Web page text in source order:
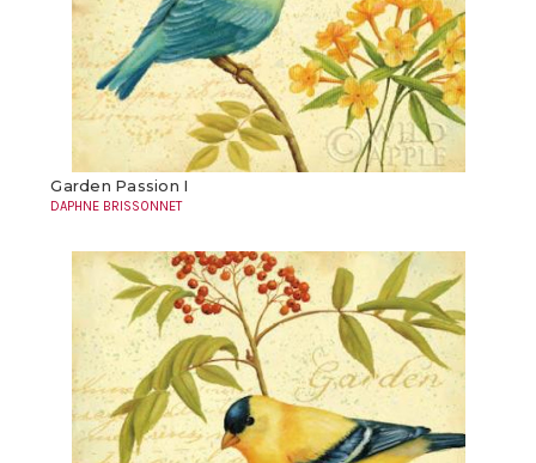
Garden Passion I
DAPHNE BRISSONNET